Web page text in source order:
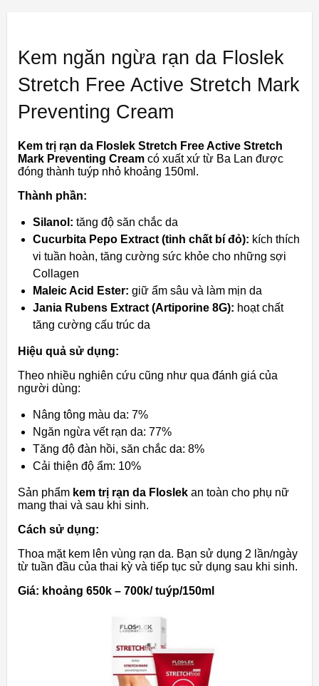
Kem ngăn ngừa rạn da Floslek
Stretch Free Active Stretch Mark
Preventing Cream
Kem trị rạn da Floslek Stretch Free Active Stretch
Mark Preventing Cream có xuất xứ từ Ba Lan được
đóng thành tuýp nhỏ khoảng 150ml.
Thành phần:
Silanol: tăng độ săn chắc da
Cucurbita Pepo Extract (tinh chất bí đỏ): kích thích
vi tuần hoàn, tăng cường sức khỏe cho những sợi
Collagen
Maleic Acid Ester: giữ ẩm sâu và làm mịn da
Jania Rubens Extract (Artiporine 8G): hoạt chất
tăng cường cấu trúc da
Hiệu quả sử dụng:
Theo nhiều nghiên cứu cũng như qua đánh giá của
người dùng:
Nâng tông màu da: 7%
Ngăn ngừa vết rạn da: 77%
Tăng độ đàn hồi, săn chắc da: 8%
Cải thiện độ ẩm: 10%
Sản phẩm kem trị rạn da Floslek an toàn cho phụ nữ
mang thai và sau khi sinh.
Cách sử dụng:
Thoa mặt kem lên vùng rạn da. Bạn sử dụng 2 lần/ngày
từ tuần đầu của thai kỳ và tiếp tục sử dụng sau khi sinh.
Giá: khoảng 650k – 700k/ tuýp/150ml